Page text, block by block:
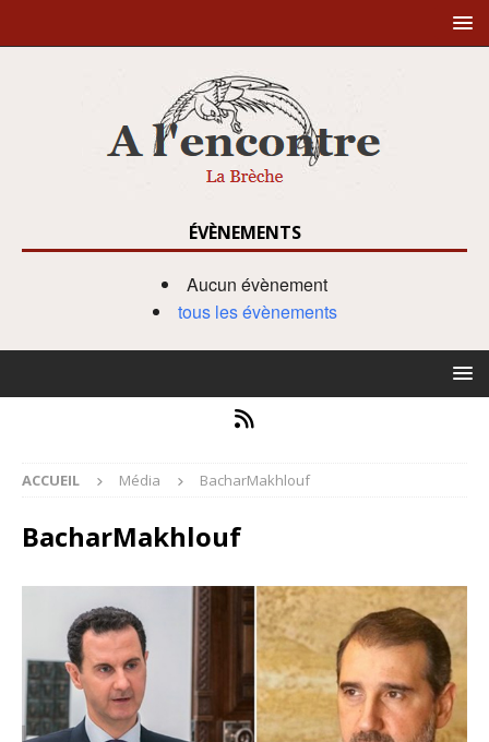
ÉVÈNEMENTS
Aucun évènement
tous les évènements
ACCUEIL Média BacharMakhlouf
BacharMakhlouf